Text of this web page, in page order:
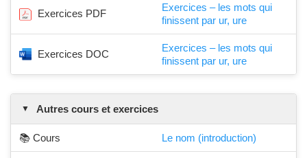
Exercices PDF
Exercices – les mots qui
finissent par ur, ure
Exercices DOC
Exercices – les mots qui
finissent par ur, ure
Autres cours et exercices
📚 Cours Le nom (introduction)